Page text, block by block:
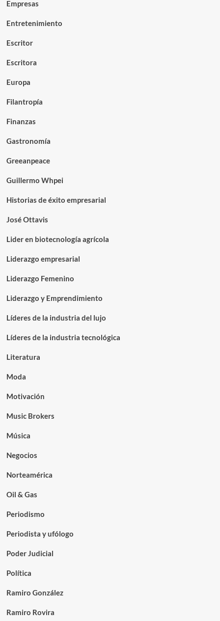
Empresas
Entretenimiento
Escritor
Escritora
Europa
Filantropía
Finanzas
Gastronomía
Greeanpeace
Guillermo Whpei
Historias de éxito empresarial
José Ottavis
Lider en biotecnología agrícola
Liderazgo empresarial
Liderazgo Femenino
Liderazgo y Emprendimiento
Líderes de la industria del lujo
Líderes de la industria tecnológica
Literatura
Moda
Motivación
Music Brokers
Música
Negocios
Norteamérica
Oil & Gas
Periodismo
Periodista y ufólogo
Poder Judicial
Política
Ramiro González
Ramiro Rovira